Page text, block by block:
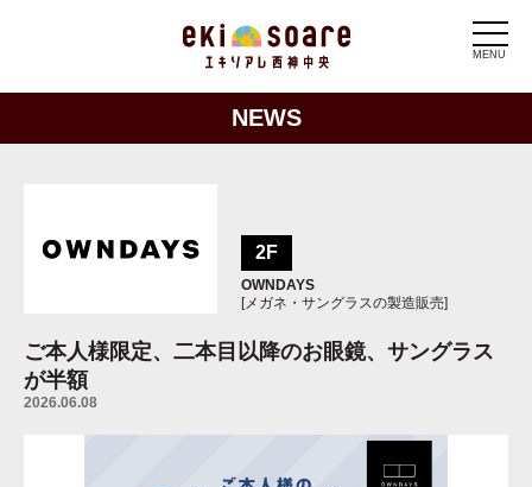
MENU
NEWS
ご本人様限定、二本目以降のお眼鏡、サングラス
が半額
2026.06.08
2F
OWNDAYS
[メガネ・サングラスの製造販売]